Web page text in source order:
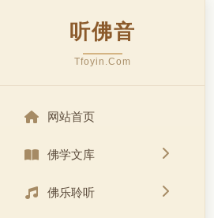
听佛音
Tfoyin.Com
网站首页
佛学文库
佛乐聆听